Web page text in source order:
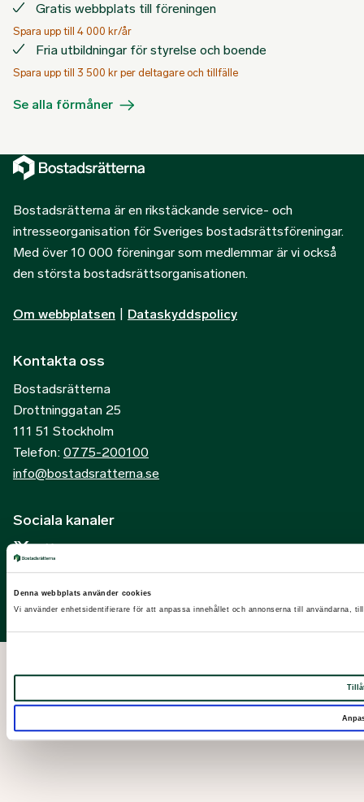
Denna webbplats använder cookies
Vi använder enhetsidentifierare för att anpassa innehållet och annonserna till användarna,
Gratis webbplats till föreningen
Spara upp till 4 000 kr/år
Fria utbildningar för styrelse och boende
Spara upp till 3 500 kr per deltagare och tillfälle
Se alla förmåner
Bostadsrätterna är en rikstäckande service- och
intresseorganisation för Sveriges bostadsrättsföreningar.
Med över 10 000 föreningar som medlemmar är vi också
den största bostadsrättsorganisationen.
Om webbplatsen Dataskyddspolicy
Kontakta oss
Bostadsrätterna
Drottninggatan 25
111 51 Stockholm
Telefon: 0775-200100
info@bostadsratterna.se
Sociala kanaler
X
Facebook
LinkedIn